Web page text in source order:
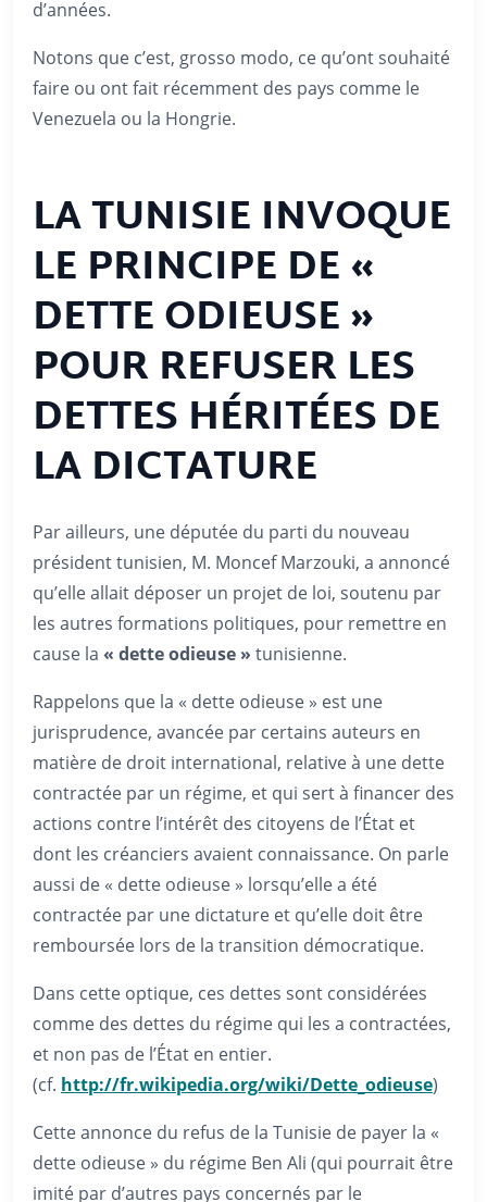
d’années.
Notons que c’est, grosso modo, ce qu’ont souhaité
faire ou ont fait récemment des pays comme le
Venezuela ou la Hongrie.
LA TUNISIE INVOQUE
LE PRINCIPE DE «
DETTE ODIEUSE »
POUR REFUSER LES
DETTES HÉRITÉES DE
LA DICTATURE
Par ailleurs, une députée du parti du nouveau
président tunisien, M. Moncef Marzouki, a annoncé
qu’elle allait déposer un projet de loi, soutenu par
les autres formations politiques, pour remettre en
cause la « dette odieuse » tunisienne.
Rappelons que la « dette odieuse » est une
jurisprudence, avancée par certains auteurs en
matière de droit international, relative à une dette
contractée par un régime, et qui sert à financer des
actions contre l’intérêt des citoyens de l’État et
dont les créanciers avaient connaissance. On parle
aussi de « dette odieuse » lorsqu’elle a été
contractée par une dictature et qu’elle doit être
remboursée lors de la transition démocratique.
Dans cette optique, ces dettes sont considérées
comme des dettes du régime qui les a contractées,
et non pas de l’État en entier.
(cf. http://fr.wikipedia.org/wiki/Dette_odieuse)
Cette annonce du refus de la Tunisie de payer la «
dette odieuse » du régime Ben Ali (qui pourrait être
imité par d’autres pays concernés par le